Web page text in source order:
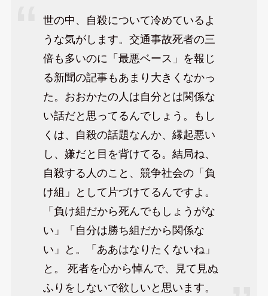
世の中、自殺について冷めているよ
うな気がします。交通事故死者の三
倍も多いのに「最悪ベース」を報じ
る新聞の記事もあまり大きくなかっ
た。おおかたの人は自分とは関係な
い話だと思ってるんでしょう。もし
くは、自殺の話題なんか、縁起悪い
し、嫌だと目を背けてる。結局ね、
自殺する人のこと、競争社会の「負
け組」として片づけてるんですよ。
「負け組だから死んでもしょうがな
い」「自分は勝ち組だから関係な
い」と。「ああはなりたくないね」
と。 死者を心から悼んで、見て見ぬ
ふりをしないで欲しいと思います。